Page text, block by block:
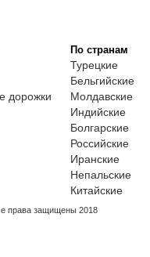
По странам
Турецкие
Бельгийские
дорожки
Молдавские
Индийские
Болгарские
Российские
Иранские
Непальские
Китайские
права защищены 2018